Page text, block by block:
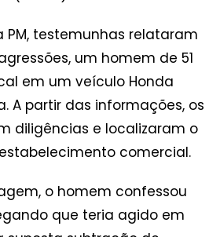
PM, testemunhas relataram
um homem de 51
em um veículo Honda
A partir das informações, os
diligências e localizaram o
comercial.
o homem confessou
que teria agido em